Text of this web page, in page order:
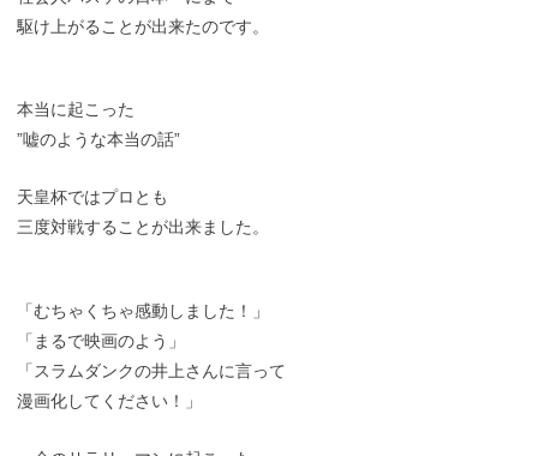
駆け上がることが出来たのです。
本当に起こった
”嘘のような本当の話”
天皇杯ではプロとも
三度対戦することが出来ました。
「むちゃくちゃ感動しました！」
「まるで映画のよう」
「スラムダンクの井上さんに言って
漫画化してください！」